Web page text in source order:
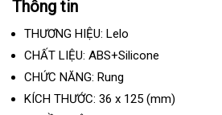
Thông tin
THƯƠNG HIỆU: Lelo
CHẤT LIỆU: ABS+Silicone
CHỨC NĂNG: Rung
KÍCH THƯỚC: 36 x 125 (mm)